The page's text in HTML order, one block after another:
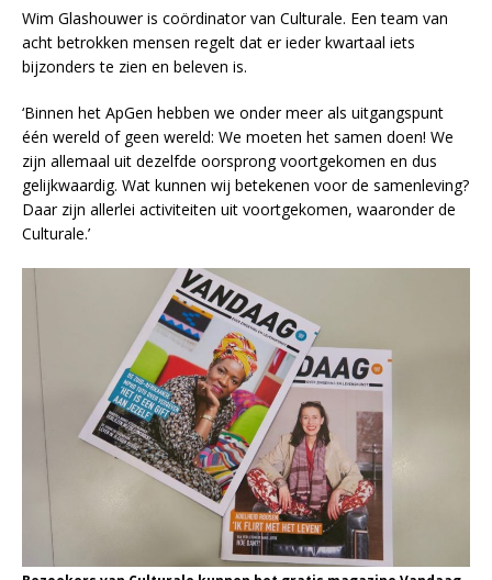
Wim Glashouwer is coördinator van Culturale. Een team van
acht betrokken mensen regelt dat er ieder kwartaal iets
bijzonders te zien en beleven is.
‘Binnen het ApGen hebben we onder meer als uitgangspunt
één wereld of geen wereld: We moeten het samen doen! We
zijn allemaal uit dezelfde oorsprong voortgekomen en dus
gelijkwaardig. Wat kunnen wij betekenen voor de samenleving?
Daar zijn allerlei activiteiten uit voortgekomen, waaronder de
Culturale.’